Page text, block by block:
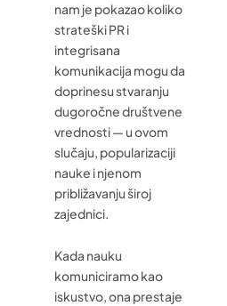
nam je pokazao koliko
strateški PR i
integrisana
komunikacija mogu da
doprinesu stvaranju
dugoročne društvene
vrednosti — u ovom
slučaju, popularizaciji
nauke i njenom
približavanju široj
zajednici.
Kada nauku
komuniciramo kao
iskustvo, ona prestaje